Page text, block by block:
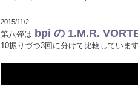
2015/11/2
第八弾は bpi の 1.M.R.
10振りづつ3回に分けて比較していま